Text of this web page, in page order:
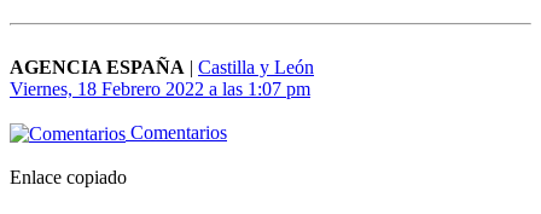
AGENCIA ESPAÑA | Castilla y León
Viernes, 18 Febrero 2022 a las 1:07 pm
Comentarios
Enlace copiado